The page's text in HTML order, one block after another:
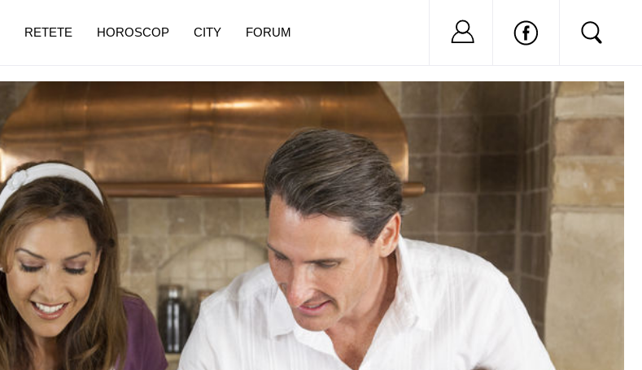
RETETE HOROSCOP CITY FORUM Nu ai cont?
pe măsură ce înaintezi în vârstă